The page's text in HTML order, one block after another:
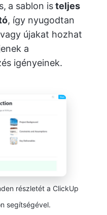
a sablon isteljes
, így nyugodtan
újakat hozhat
a
igényeinek.
részletét a ClickUp
segítségével.